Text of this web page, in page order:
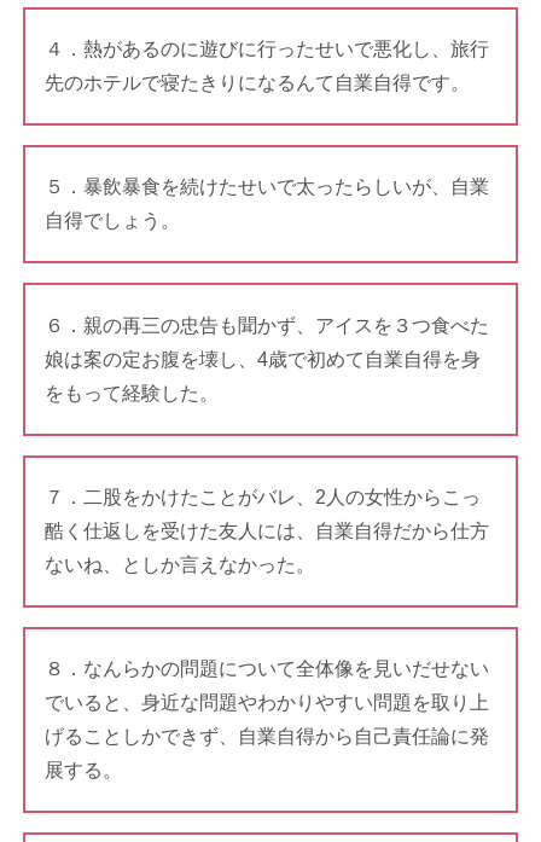
４．熱があるのに遊びに行ったせいで悪化し、旅行
先のホテルで寝たきりになるんて自業自得です。
５．暴飲暴食を続けたせいで太ったらしいが、自業
自得でしょう。
６．親の再三の忠告も聞かず、アイスを３つ食べた
娘は案の定お腹を壊し、4歳で初めて自業自得を身
をもって経験した。
７．二股をかけたことがバレ、2人の女性からこっ
酷く仕返しを受けた友人には、自業自得だから仕方
ないね、としか言えなかった。
８．なんらかの問題について全体像を見いだせない
でいると、身近な問題やわかりやすい問題を取り上
げることしかできず、自業自得から自己責任論に発
展する。